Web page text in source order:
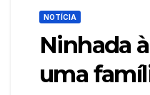
NOTÍCIA
Ninhada
uma